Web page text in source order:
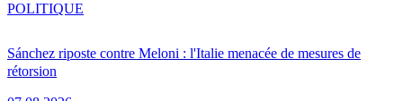
Sánchez riposte contre Meloni : l'Italie menacée de mesures de
rétorsion
POLITIQUE